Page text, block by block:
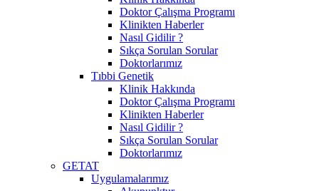
Doktor Çalışma Programı
Klinikten Haberler
Nasıl Gidilir ?
Sıkça Sorulan Sorular
Doktorlarımız
Tıbbi Genetik
Klinik Hakkında
Doktor Çalışma Programı
Klinikten Haberler
Nasıl Gidilir ?
Sıkça Sorulan Sorular
Doktorlarımız
GETAT
Uygulamalarımız